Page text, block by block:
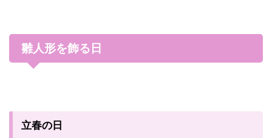
雛人形を飾る日
立春の日